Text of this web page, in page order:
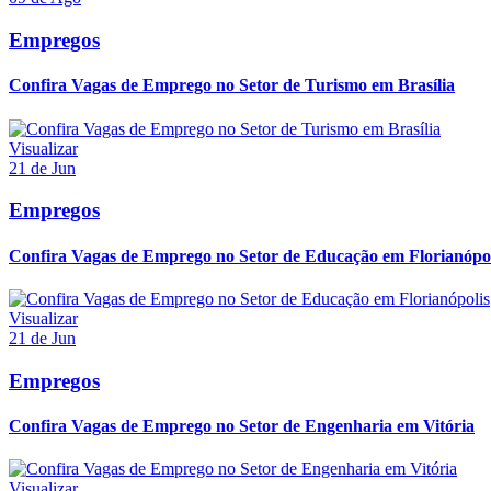
Empregos
Confira Vagas de Emprego no Setor de Turismo em Brasília
Visualizar
21 de Jun
Empregos
Confira Vagas de Emprego no Setor de Educação em
Visualizar
21 de Jun
Empregos
Confira Vagas de Emprego no Setor de Engenharia em Vitória